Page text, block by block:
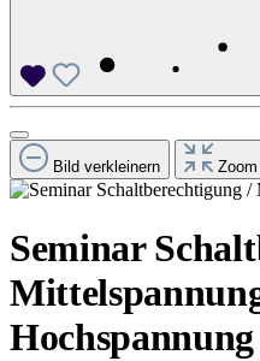
Bild verkleinern
Seminar
Hochspannung